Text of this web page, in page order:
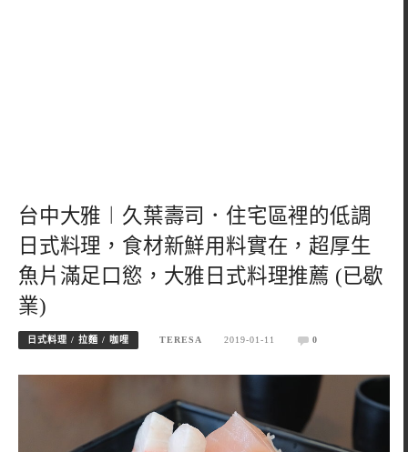
台中大雅︱久葉壽司．住宅區裡的低調
日式料理，食材新鮮用料實在，超厚生
魚片滿足口慾，大雅日式料理推薦 (已歇
業)
日式料理 / 拉麵 / 咖哩 TERESA 2019-01-11 0